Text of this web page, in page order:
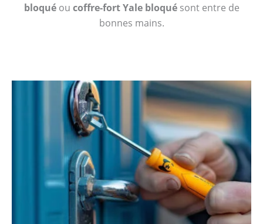
bloquéou coffre-fort Yale bloquésont entre de
bonnes mains.